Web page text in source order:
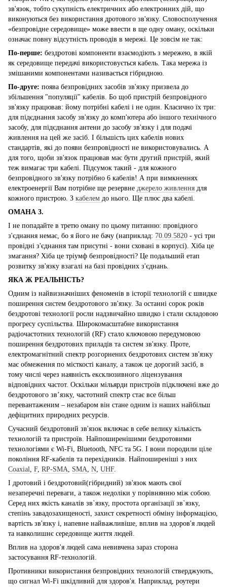
зв'язок, тобто сукупність електричних або електронних дій, що
виконуються без використання дротового зв'язку. Словосполучення
«безпровідне середовище» може ввести в ще одну оману, оскільки
означає повну відсутність проводів в мережі. Це зовсім не так:
По-перше: бездротові компоненти взаємодіють з мережею, в якій
як середовище передачі використовується кабель. Така мережа із
змішаними компонентами називається гібридною.
По-друге: поява безпровідних засобів зв'язку призвела до
збільшення "популяції" кабелів. Бо щоб пристрій безпровідного
зв'язку працював: йому потрібні кабелі і не один. Класично їх три:
для підєднання засобу зв'язку до комп'ютера або іншого технічного
засобу, для підєднання антени до засобу зв'язку і для подачі
живлення на цей же засіб. І більшість цих кабелів нових
стандартів, які до появи безпровідності не використовувались. А
для того, щоби зв'язок працював має бути другий пристрій, який
теж вимагає три кабелі. Підсумок такий - для кожного
безпровідного зв'язку потрібно 6 кабелів! А при вимкненнях
електроенергії Вам потрібне ще резервне джерело живлення для
кожного пристрою. З кабелем до нього. Ще плюс два кабелі.
ОМАНА 3.
І не попадайте в третю оману по цьому питанню: провідного
з'єднання немає, бо я його не бачу (наприклад: 70.09.5820 - усі три
провідні з'єднання там присутні - вони сховані в корпусі). Хіба це
змагання? Хіба це тріумф безпровідності? Це подальший етап
розвитку зв'язку взагалі на базі провідних з'єднань.
ЯКА Ж РЕАЛЬНІСТЬ?
Одним із найвизначніших феноменів в історії технологій є швидке
поширення систем бездротового зв'язку. За останні сорок років
бездротові технології росли надзвичайно швидко і стали складовою
прогресу суспільства. Широкомасштабне використання
радіочастотних технологій (RF) стало ключовою передумовою
поширення бездротових приладів та систем зв'язку. Проте,
електромагнітний спектр розгорнених бездротових систем зв'язку
має обмеження по місткості каналу, а також це дорогий засіб, в
тому числі через наявність ексклюзивного ліцензування
відповідних частот. Оскільки мільярди пристроїв підключені вже до
бездротового зв’язку, частотний спектр стає все більш
перевантаженим – незабаром він стане одним із наших найбільш
дефіцитних природних ресурсів.
Сучасний бездротовий зв'язок включає в себе велику кількість
технологій та пристроїв. Найпоширенішими бездротовими
технологіями є Wi-Fi, Bluetooth, NFC та 5G. І вони породили ціле
покоління RF-кабелів та перехідників. Найпоширеніші з них
Coaxial, F, RP-SMA, SMA, N, UHF.
І дротовий і бездротовий(гібридний) зв'язок мають свої
незаперечні переваги, а також недоліки у порівнянню між собою.
Серед них якість каналів зв`язку, простота організації зв`язку,
степінь завадозахищеності, захист секретності обміну інформацією,
вартість зв'язку і, напевне найважливіше, вплив на здоров'я людей
та навколишнє середовище життя людей.
Вплив на здоров'я людей сама невивчена зараз сторона
застосування RF-технологій.
Противники використання безпровідних технологій стверджують,
що сигнал Wi-Fi шкідливий для здоров'я. Наприклад, роутери